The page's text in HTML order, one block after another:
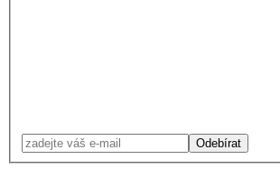
Odebírat